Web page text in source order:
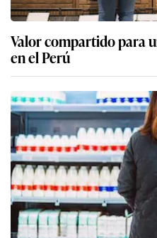
Valor compartido para
en el Perú